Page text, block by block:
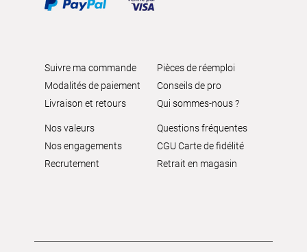
Suivre ma commande
Modalités de paiement
Livraison et retours
Pièces de réemploi
Conseils de pro
Qui sommes-nous ?
Nos valeurs
Nos engagements
Recrutement
Questions fréquentes
CGU Carte de fidélité
Retrait en magasin